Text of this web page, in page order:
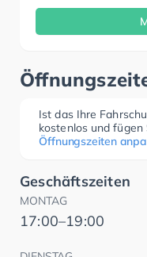
Ist das Ihre
kostenlos und
Öffnungszeiten
Geschäftszeiten
MONTAG
17:00–19:00